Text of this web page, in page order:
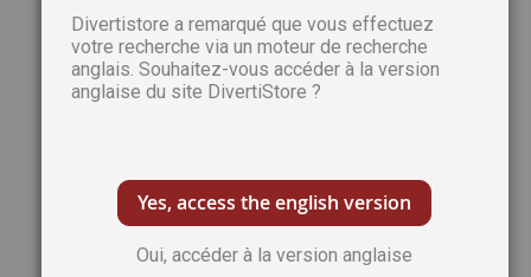
galerie
d’images
Divertistore a remarqué que vous effectuez
votre recherche via un moteur de recherche
anglais. Souhaitez-vous accéder à la version
anglaise du site DivertiStore ?
Yes, access the english version
Oui, accéder à la version anglaise